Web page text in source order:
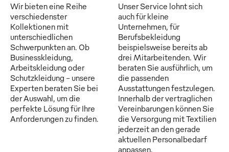
Wir bieten eine Reihe
verschiedenster
Kollektionen mit
unterschiedlichen
Schwerpunkten an. Ob
Businesskleidung,
Arbeitskleidung oder
Schutzkleidung - unsere
Experten beraten Sie bei
der Auswahl, um die
perfekte Lösung für Ihre
Anforderungen zu finden.
Unser Service lohnt sich
auch für kleine
Unternehmen, für
Berufsbekleidung
beispielsweise bereits ab
drei Mitarbeitenden. Wir
beraten Sie ausführlich, um
die passenden
Ausstattungen festzulegen.
Innerhalb der vertraglichen
Vereinbarungen können Sie
die Versorgung mit Textilien
jederzeit an den gerade
aktuellen Personalbedarf
anpassen.